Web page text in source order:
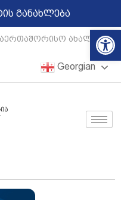
განახლება
Georgian